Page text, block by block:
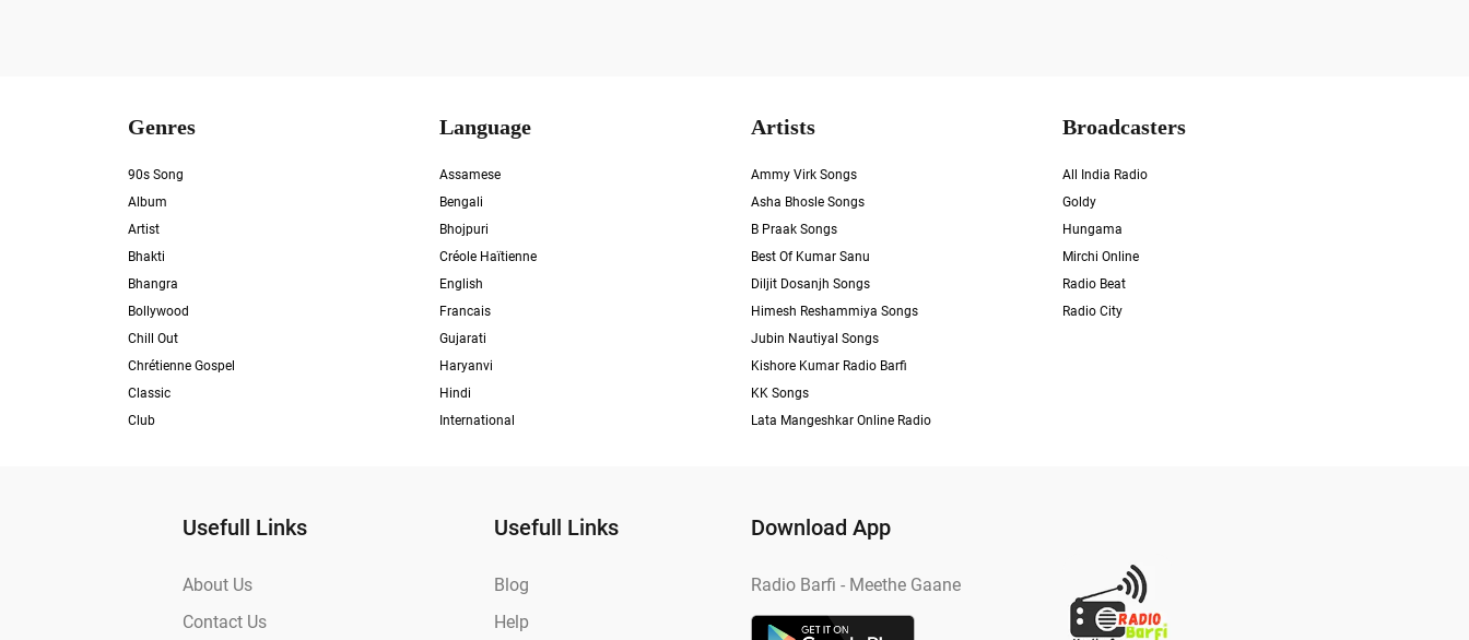
Genres
90s Song
Album
Artist
Bhakti
Bhangra
Bollywood
Chill Out
Chrétienne Gospel
Classic
Club
Language
Assamese
Bengali
Bhojpuri
Créole Haïtienne
English
Francais
Gujarati
Haryanvi
Hindi
International
Artists
Ammy Virk Songs
Asha Bhosle Songs
B Praak Songs
Best Of Kumar Sanu
Diljit Dosanjh Songs
Himesh Reshammiya Songs
Jubin Nautiyal Songs
Kishore Kumar Radio Barfi
KK Songs
Lata Mangeshkar Online Radio
Broadcasters
All India Radio
Goldy
Hungama
Mirchi Online
Radio Beat
Radio City
Usefull Links
About Us
Contact Us
Usefull Links
Blog
Help
Download App
Radio Barfi - Meethe Gaane